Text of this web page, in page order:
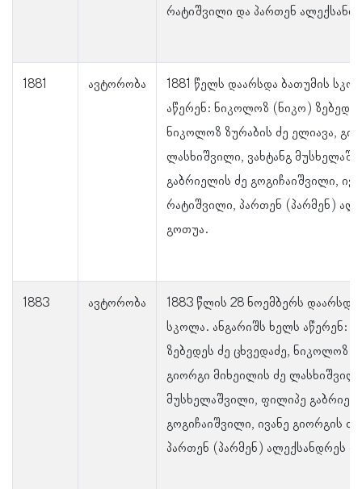
რატიშვილი და პართენ
1881 ავტორობა
1881 წელს დაარსდა ბათუმის
აწერენ: ნიკოლოზ (ნიკო)
ნიკოლოზ ზურაბის ძე ელიავა,
ლასხიშვილი, ვახტანგ
გაბრიელის ძე გოგიჩაიშვილი,
რატიშვილი, პართენ (პარმენ)
გოთუა.
1883 ავტორობა
1883 წლის 28 ნოემბერს
სკოლა. ანგარიშს ხელს აწერენ:
ზებედეს ძე ცხვედაძე, ნიკოლოზ
გიორგი მიხეილის ძე
მუსხელაშვილი, ფილიპე
გოგიჩაიშვილი, ივანე გიორგის
პართენ (პარმენ) ალექსანდრეს